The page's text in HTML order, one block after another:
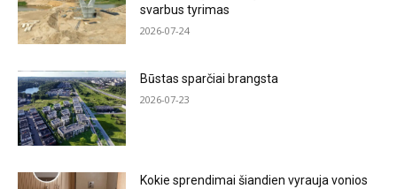
svarbus tyrimas
2026-07-24
Būstas sparčiai brangsta
2026-07-23
Kokie sprendimai šiandien vyrauja vonios